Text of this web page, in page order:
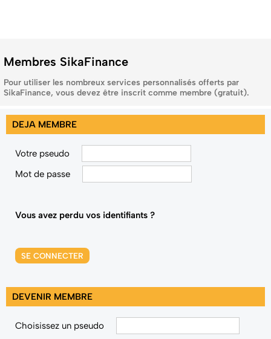
Membres SikaFinance
Pour utiliser les nombreux services personnalisés offerts par
SikaFinance, vous devez être inscrit comme membre (gratuit).
DEJA MEMBRE
Votre pseudo
Mot de passe
Vous avez perdu vos identifiants ?
SE CONNECTER
DEVENIR MEMBRE
Choisissez un pseudo